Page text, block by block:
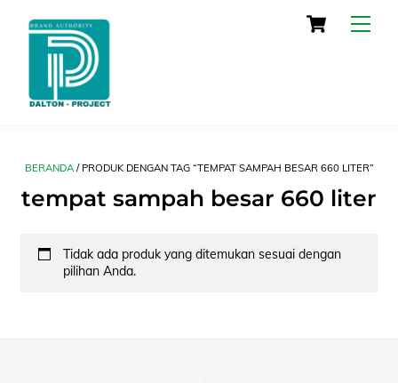
Cart
BERANDA/ PRODUK DENGAN TAG “TEMPAT SAMPAH BESAR 660 LITER”
tempat sampah besar 660 liter
Tidak ada produk yang ditemukan sesuai dengan
pilihan Anda.